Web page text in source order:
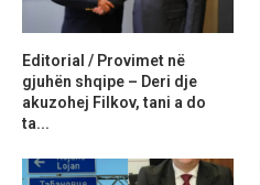
Editorial / Provimet në
gjuhën shqipe – Deri dje
akuzohej Filkov, tani a do
ta...